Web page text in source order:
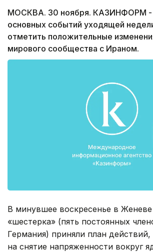
МОСКВА. 30 ноября. КАЗИНФОРМ -
основных событий уходящей
отметить положительные
мирового сообщества с Ираном.
В минувшее воскресенье в
«шестерка» (пять постоянных
Германия) приняли план
на снятие напряженности вокруг